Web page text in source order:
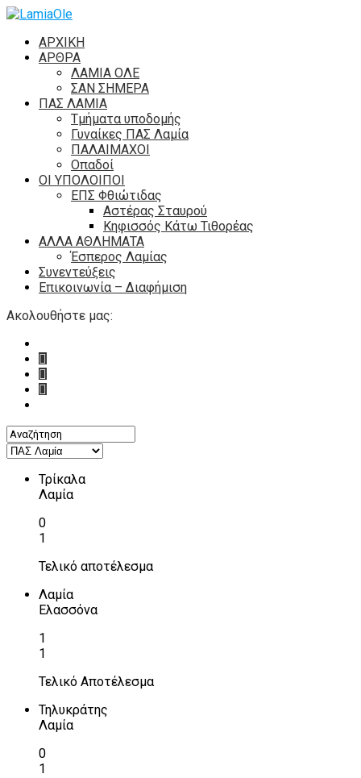
ΑΡΧΙΚΗ
ΑΡΘΡΑ
ΛΑΜΙΑ ΟΛΕ
ΣΑΝ ΣΗΜΕΡΑ
ΠΑΣ ΛΑΜΙΑ
Τμήματα υποδομής
Γυναίκες ΠΑΣ Λαμία
ΠΑΛΑΙΜΑΧΟΙ
Οπαδοί
ΟΙ ΥΠΟΛΟΙΠΟΙ
ΕΠΣ Φθιώτιδας
Αστέρας Σταυρού
Κηφισσός Κάτω Τιθορέας
ΑΛΛΑ ΑΘΛΗΜΑΤΑ
Έσπερος Λαμίας
Συνεντεύξεις
Επικοινωνία – Διαφήμιση
Ακολουθήστε μας:
Τρίκαλα
Λαμία
0
1
Τελικό αποτέλεσμα
Λαμία
Ελασσόνα
1
1
Τελικό Αποτέλεσμα
Τηλυκράτης
Λαμία
0
1